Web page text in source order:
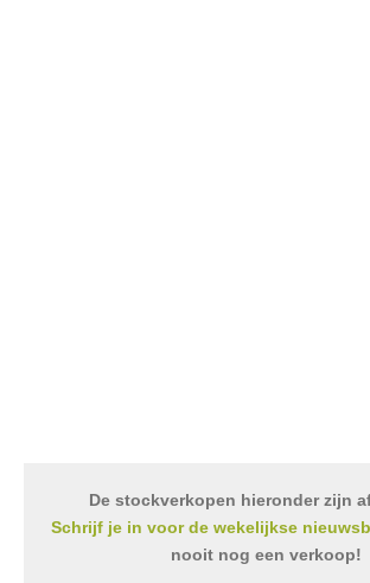
De stockverkopen hieronder zijn
Schrijf je in voor de wekelijkse
nooit nog een verkoop!